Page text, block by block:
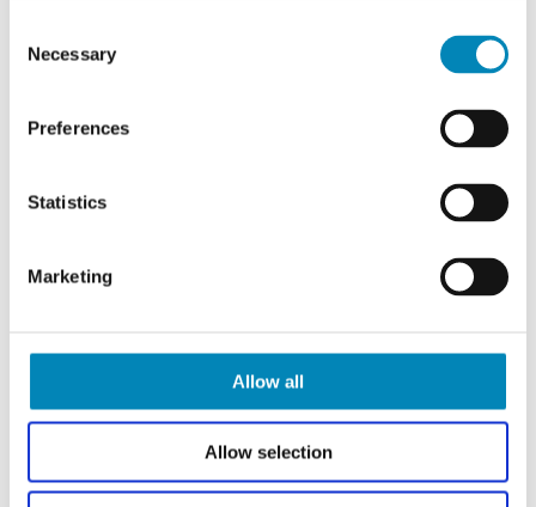
Selection
Necessary
Preferences
Statistics
Marketing
Allow all
Allow selection